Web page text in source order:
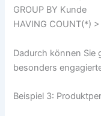
GROUP BY Kunde
HAVING COUNT(*)
Dadurch können Sie
besonders
Beispiel 3: